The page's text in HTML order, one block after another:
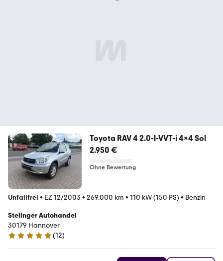
Toyota RAV 4 2.0-l-VVT-i 4x4 Sol
2.950 €
Ohne Bewertung
Unfallfrei • EZ 12/2003 • 269.000 km • 110 kW (150 PS) • Benzin
Stelinger Autohandel
30179 Hannover
4.8 Sterne
(12)